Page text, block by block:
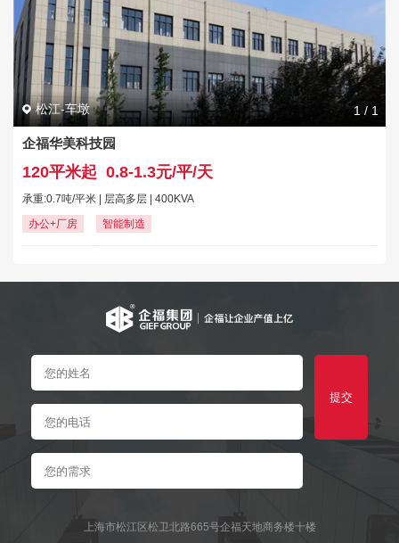
松江-车墩 1 / 1
企福华美科技园
120平米起 0.8-1.3元/平/天
承重:0.7吨/平米 | 层高多层 | 400KVA
办公+厂房
智能制造
提交
上海市松江区松卫北路665号企福天地商务楼十楼